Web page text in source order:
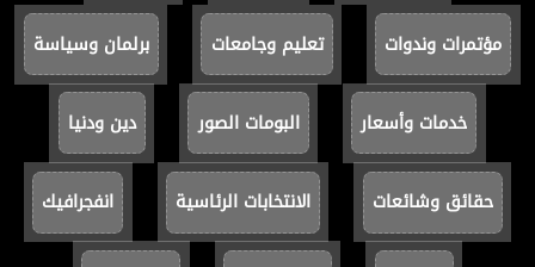
مؤتمرات وندوات تعليم وجامعات برلمان وسياسة
خدمات وأسعار البومات الصور دين ودنيا
حقائق وشائعات الانتخابات الرئاسية انفجرافيك